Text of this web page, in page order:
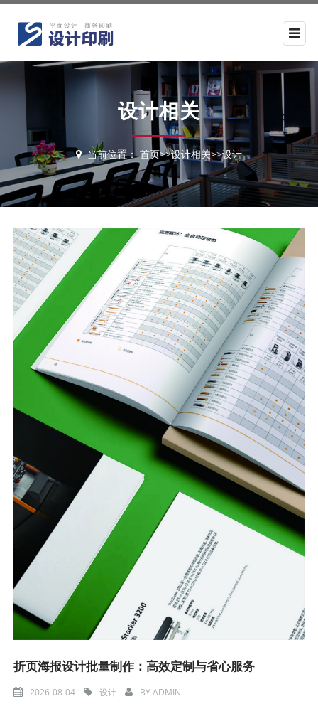
设计相关
当前位置：首页>>设计相关>>设计
折页海报设计批量制作：高效定制与省心服务
2026-08-04 设计 BYADMIN